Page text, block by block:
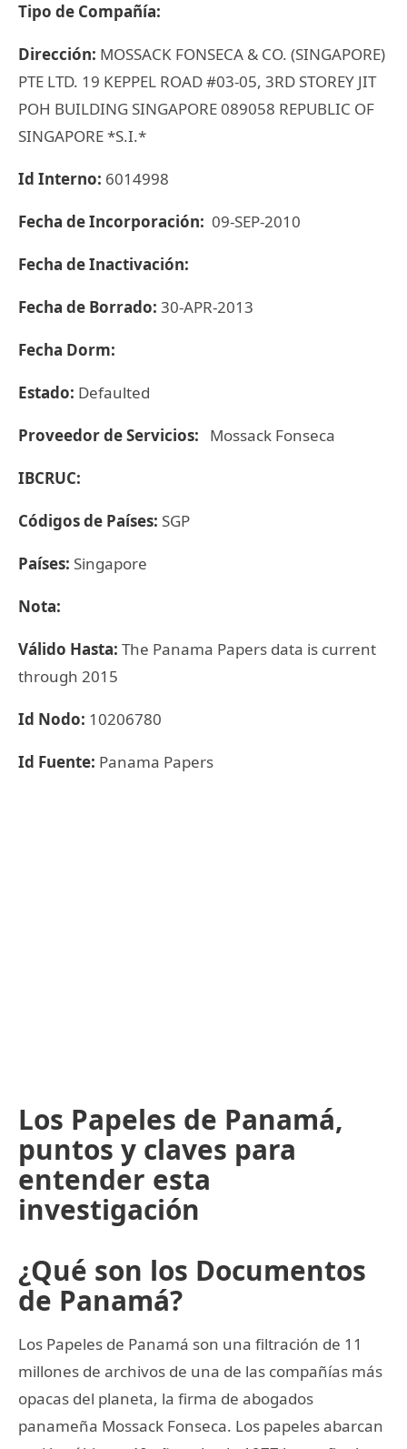
Tipo de Compañía:
Dirección: MOSSACK FONSECA & CO. (SINGAPORE)
PTE LTD. 19 KEPPEL ROAD #03-05, 3RD STOREY JIT
POH BUILDING SINGAPORE 089058 REPUBLIC OF
SINGAPORE *S.I.*
Id Interno: 6014998
Fecha de Incorporación: 09-SEP-2010
Fecha de Inactivación:
Fecha de Borrado: 30-APR-2013
Fecha Dorm:
Estado: Defaulted
Proveedor de Servicios: Mossack Fonseca
IBCRUC:
Códigos de Países: SGP
Países: Singapore
Nota:
Válido Hasta: The Panama Papers data is current
through 2015
Id Nodo: 10206780
Id Fuente: Panama Papers
Los Papeles de Panamá,
puntos y claves para
entender esta
investigación
¿Qué son los Documentos
de Panamá?
Los Papeles de Panamá son una filtración de 11
millones de archivos de una de las compañías más
opacas del planeta, la firma de abogados
panameña Mossack Fonseca. Los papeles abarcan